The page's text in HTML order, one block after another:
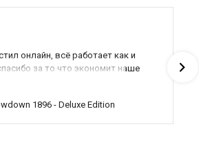
онлайн, всё работает как и
за то что экономит наше
ребята вы красава оказываете
и походу из всех только вы и
1896 - Deluxe Edition